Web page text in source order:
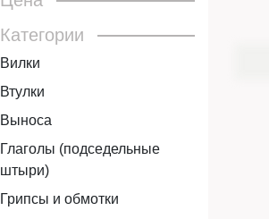
Категории
Вилки
Втулки
Выноса
Глаголы (подседельные
штыри)
Грипсы и обмотки